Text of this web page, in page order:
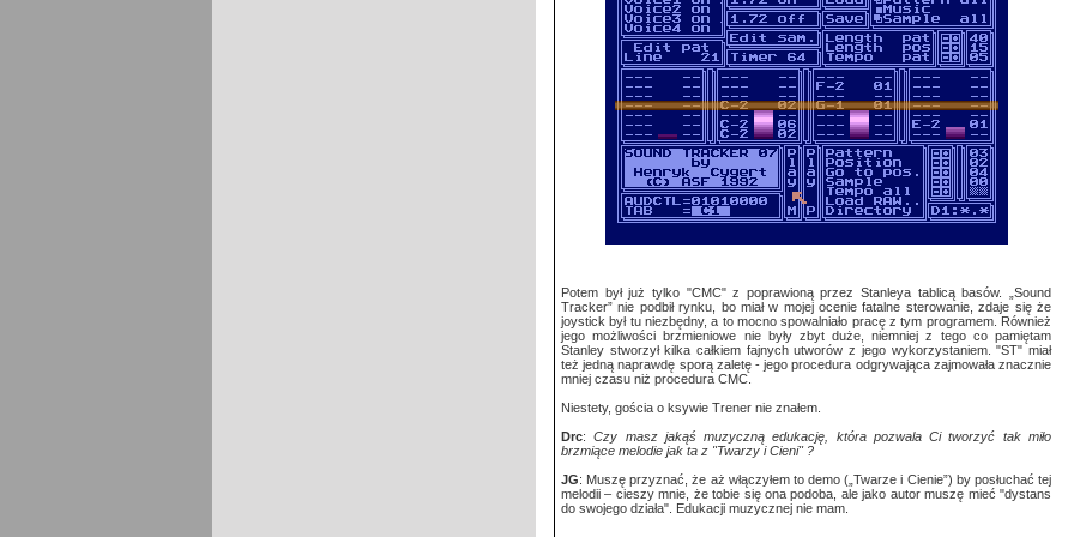
Potem był już tylko "CMC" z poprawioną przez Stanleya tablicą basów. „Sound
Tracker” nie podbił rynku, bo miał w mojej ocenie fatalne sterowanie, zdaje się że
joystick był tu niezbędny, a to mocno spowalniało pracę z tym programem. Również
jego możliwości brzmieniowe nie były zbyt duże, niemniej z tego co pamiętam
Stanley stworzył kilka całkiem fajnych utworów z jego wykorzystaniem. "ST" miał
też jedną naprawdę sporą zaletę - jego procedura odgrywająca zajmowała znacznie
mniej czasu niż procedura CMC.
Niestety, gościa o ksywie Trener nie znałem.
Drc:Czy masz jakąś muzyczną edukację, która pozwala Ci tworzyć tak miło
brzmiące melodie jak ta z "Twarzy i Cieni" ?
JG: Muszę przyznać, że aż włączyłem to demo („Twarze i Cienie”) by posłuchać tej
melodii – cieszy mnie, że tobie się ona podoba, ale jako autor muszę mieć "dystans
do swojego działa". Edukacji muzycznej nie mam.